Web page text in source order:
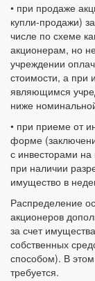
• при продаже
купли-продажи)
числе по схеме
акционерам, но
учреждении
стоимости, а при
являющимся
ниже
• при приеме от
форме
с инвесторами
при наличии
имущество в
Распределение
акционеров
за счет
собственных
способом). В
требуется.